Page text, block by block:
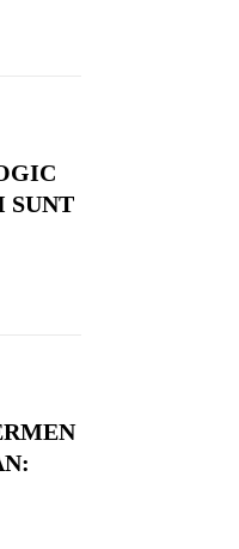
SUNT